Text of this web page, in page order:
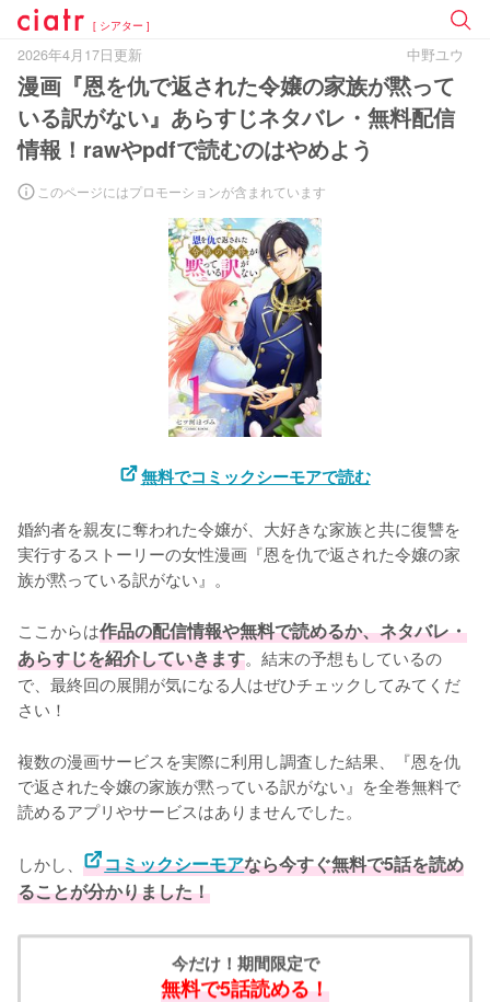
[ シアター ]
2026年4月17日更新 中野ユウ
漫画『恩を仇で返された令嬢の家族が黙って
いる訳がない』あらすじネタバレ・無料配信
情報！rawやpdfで読むのはやめよう
このページにはプロモーションが含まれています
無料でコミックシーモアで読む
婚約者を親友に奪われた令嬢が、大好きな家族と共に復讐を
実行するストーリーの女性漫画『恩を仇で返された令嬢の家
族が黙っている訳がない』。
ここからは作品の配信情報や無料で読めるか、ネタバレ・
あらすじを紹介していきます。結末の予想もしているの
で、最終回の展開が気になる人はぜひチェックしてみてくだ
さい！
複数の漫画サービスを実際に利用し調査した結果、『恩を仇
で返された令嬢の家族が黙っている訳がない』を全巻無料で
読めるアプリやサービスはありませんでした。
しかし、 コミックシーモアなら今すぐ無料で5話を読め
ることが分かりました！
今だけ！期間限定で
無料で5話読める！